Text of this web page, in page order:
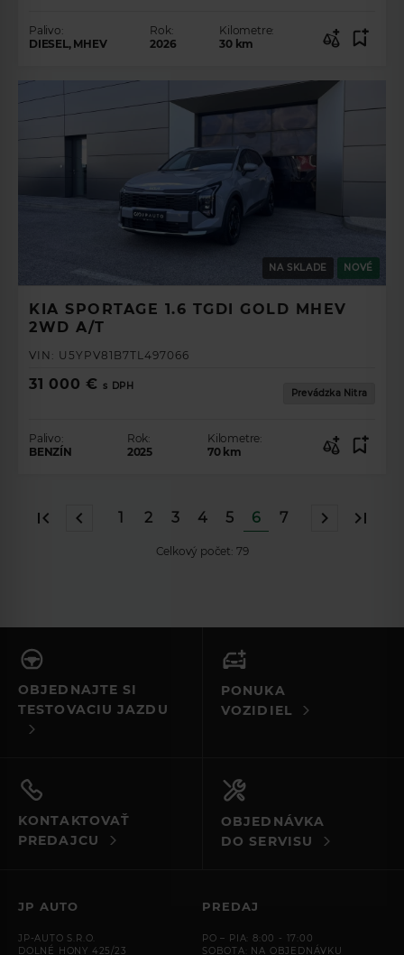
Palivo:
DIESEL, MHEV
Rok:
2026
Kilometre:
30 km
NA SKLADE NOVÉ
KIA SPORTAGE 1.6 TGDI GOLD MHEV
2WD A/T
VIN: U5YPV81B7TL497066
31 000 € s DPH
Prevádzka Nitra
Palivo:
BENZÍN
Rok:
2025
Kilometre:
70 km
1 2 3 4 5 6 7
Celkový počet: 79
OBJEDNAJTE SI
TESTOVACIU JAZDU
PONUKA
VOZIDIEL
KONTAKTOVAŤ
PREDAJCU
OBJEDNÁVKA
DO SERVISU
JP AUTO
JP-AUTO S.R.O.
DOLNÉ HONY 425/23
PREDAJ
PO – PIA: 8:00 - 17:00
SOBOTA: NA OBJEDNÁVKU